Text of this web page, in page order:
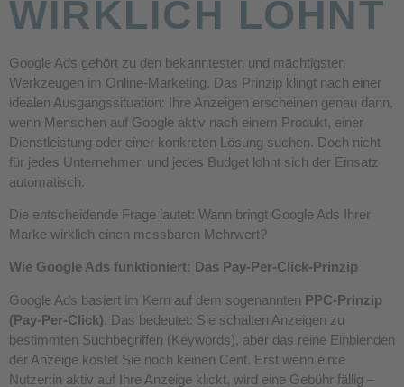
WIRKLICH LOHNT
Google Ads gehört zu den bekanntesten und mächtigsten
Werkzeugen im Online-Marketing. Das Prinzip klingt nach einer
idealen Ausgangssituation: Ihre Anzeigen erscheinen genau dann,
wenn Menschen auf Google aktiv nach einem Produkt, einer
Dienstleistung oder einer konkreten Lösung suchen. Doch nicht
für jedes Unternehmen und jedes Budget lohnt sich der Einsatz
automatisch.
Die entscheidende Frage lautet: Wann bringt Google Ads Ihrer
Marke wirklich einen messbaren Mehrwert?
Wie Google Ads funktioniert: Das Pay-Per-Click-Prinzip
Google Ads basiert im Kern auf dem sogenannten PPC-Prinzip
(Pay-Per-Click). Das bedeutet: Sie schalten Anzeigen zu
bestimmten Suchbegriffen (Keywords), aber das reine Einblenden
der Anzeige kostet Sie noch keinen Cent. Erst wenn ein:e
Nutzer:in aktiv auf Ihre Anzeige klickt, wird eine Gebühr fällig –